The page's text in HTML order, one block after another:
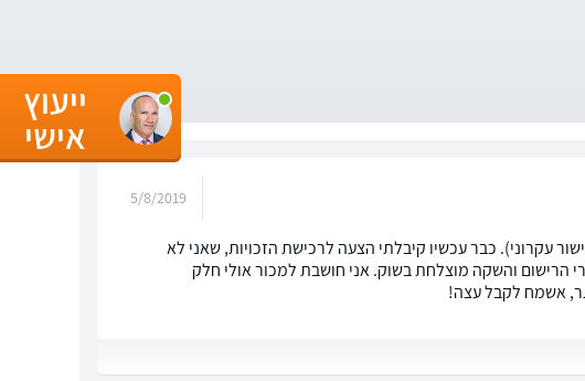
5/8/2019
עקרוני). כבר עכשיו קיבלתי הצעה לרכישת הזכויות, שאני לא
הרישום והשקה מוצלחת בשוק. אני חושבת למכור אולי חלק
אשמח לקבל עצה!
ייעוץ
אישי